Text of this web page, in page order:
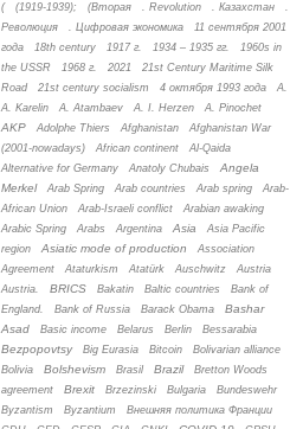
( (1919-1939); (Вторая . Revolution . Казахстан
.
Революция
. Цифровая экономика
11 сентября 2001
года
18th century 1917 г. 1934 – 1935 гг.
1960s in
the USSR
1968 г. 2021
21st Century Maritime Silk
Road
21st century socialism 4 октября 1993 года
A.
A. Karelin
A. Atambaev A. I. Herzen A. Pinochet
AKP Adolphe Thiers Afghanistan
Afghanistan War
(2001-nowadays)
African continent
Al-Qaida
Alternative for Germany
Anatoly Chubais
Angela
Merkel
Arab Spring Arab countries Arab spring
Arab-
African Union
Arab-Israeli conflict
Arabian awaking
Arabic Spring
Arabs Argentina Asia
Asia Pacific
region
Asiatic mode of production
Association
Agreement
Ataturkism Atatürk Auschwitz
Austria
Austria.
BRICS Bakatin Baltic countries
Bank of
England.
Bank of Russia Barack Obama
Bashar
Asad
Basic income Belarus Berlin Bessarabia
Bezpopovtsy Big Eurasia Bitcoin
Bolivarian alliance
Bolivia
Bolshevism Brasil Brazil
Bretton Woods
agreement
Brexit Brzezinski Bulgaria
Bundeswehr
Byzantism
Byzantium
Bнешняя политика Франции